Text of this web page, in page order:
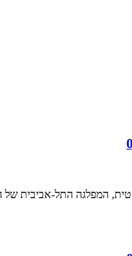
אביבית של המתנחלים, פסטיבל